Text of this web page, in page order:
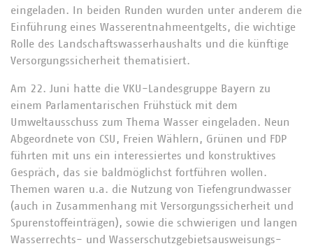
eingeladen. In beiden Runden wurden unter anderem die
Einführung eines Wasserentnahmeentgelts, die wichtige
Rolle des Landschaftswasserhaushalts und die künftige
Versorgungssicherheit thematisiert.
Am 22. Juni hatte die VKU-Landesgruppe Bayern zu
einem Parlamentarischen Frühstück mit dem
Umweltausschuss zum Thema Wasser eingeladen. Neun
Abgeordnete von CSU, Freien Wählern, Grünen und FDP
führten mit uns ein interessiertes und konstruktives
Gespräch, das sie baldmöglichst fortführen wollen.
Themen waren u.a. die Nutzung von Tiefengrundwasser
(auch in Zusammenhang mit Versorgungssicherheit und
Spurenstoffeinträgen), sowie die schwierigen und langen
Wasserrechts- und Wasserschutzgebietsausweisungs-